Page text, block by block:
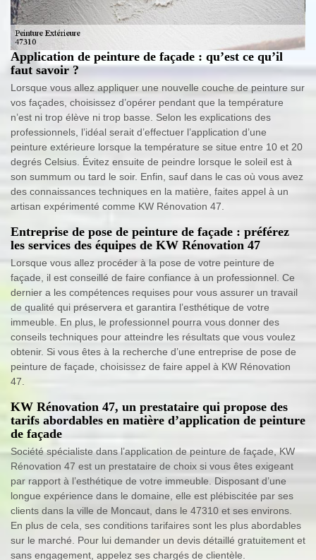
Application de peinture de façade : qu’est ce qu’il
faut savoir ?
Lorsque vous allez appliquer une nouvelle couche de peinture sur
vos façades, choisissez d’opérer pendant que la température
n’est ni trop élève ni trop basse. Selon les explications des
professionnels, l’idéal serait d’effectuer l’application d’une
peinture extérieure lorsque la température se situe entre 10 et 20
degrés Celsius. Évitez ensuite de peindre lorsque le soleil est à
son summum ou tard le soir. Enfin, sauf dans le cas où vous avez
des connaissances techniques en la matière, faites appel à un
artisan expérimenté comme KW Rénovation 47.
Entreprise de pose de peinture de façade : préférez
les services des équipes de KW Rénovation 47
Lorsque vous allez procéder à la pose de votre peinture de
façade, il est conseillé de faire confiance à un professionnel. Ce
dernier a les compétences requises pour vous assurer un travail
de qualité qui préservera et garantira l’esthétique de votre
immeuble. En plus, le professionnel pourra vous donner des
conseils techniques pour atteindre les résultats que vous voulez
obtenir. Si vous êtes à la recherche d’une entreprise de pose de
peinture de façade, choisissez de faire appel à KW Rénovation
47.
KW Rénovation 47, un prestataire qui propose des
tarifs abordables en matière d’application de peinture
de façade
Société spécialiste dans l’application de peinture de façade, KW
Rénovation 47 est un prestataire de choix si vous êtes exigeant
par rapport à l’esthétique de votre immeuble. Disposant d’une
longue expérience dans le domaine, elle est plébiscitée par ses
clients dans la ville de Moncaut, dans le 47310 et ses environs.
En plus de cela, ses conditions tarifaires sont les plus abordables
sur le marché. Pour lui demander un devis détaillé gratuitement et
sans engagement, appelez ses chargés de clientèle.